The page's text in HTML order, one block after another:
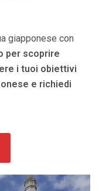
giapponese con
per scoprire
i tuoi obiettivi
e richiedi